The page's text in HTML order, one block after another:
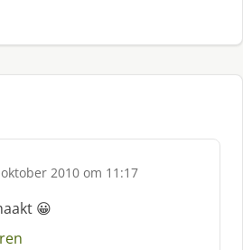
2010 om 11:17
😀